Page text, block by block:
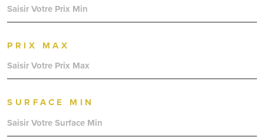
PRIX MAX
SURFACE MIN